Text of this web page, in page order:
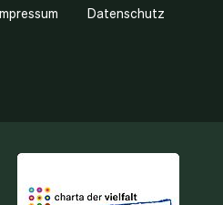
Datenschutz